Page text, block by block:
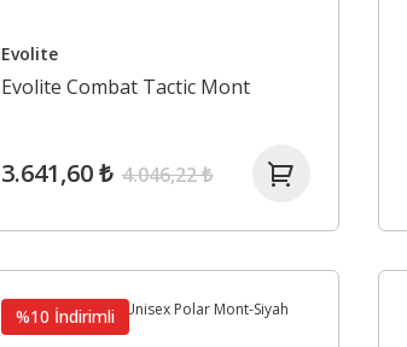
Evolite
Evolite Combat Tactic Mont
3.641,60 ₺ 4.046,22 ₺
%10 İndirimli